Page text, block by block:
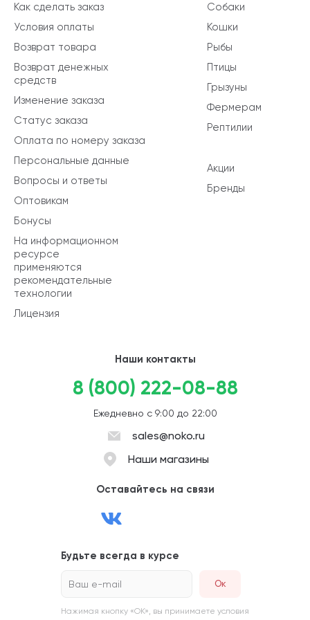
Собаки
Кошки
Рыбы
Птицы
Грызуны
Фермерам
Рептилии
Акции
Бренды
Как сделать заказ
Условия оплаты
Возврат товара
Возврат денежных
средств
Изменение заказа
Статус заказа
Оплата по номеру заказа
Персональные данные
Вопросы и ответы
Оптовикам
Бонусы
На информационном
ресурсе
применяются
рекомендательные
технологии
Лицензия
Наши контакты
8 (800) 222-08-88
Ежедневно с 9:00 до 22:00
sales@noko.ru
Наши магазины
Оставайтесь на связи
Будьте всегда в курсе
Ваш e-mail
Нажимая кнопку «ОК», вы принимаете условия